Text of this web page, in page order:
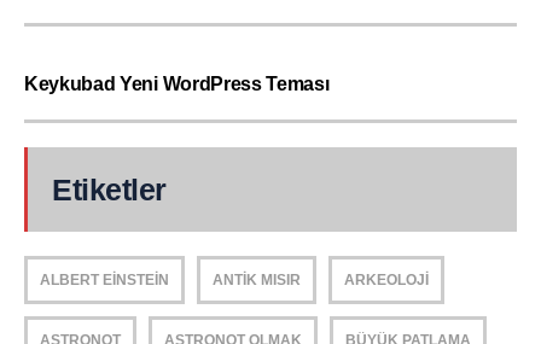
Keykubad Yeni WordPress Teması
Etiketler
ALBERT EINSTEIN ANTIK MISIR ARKEOLOJI
ASTRONOT ASTRONOT OLMAK BÜYÜK PATLAMA